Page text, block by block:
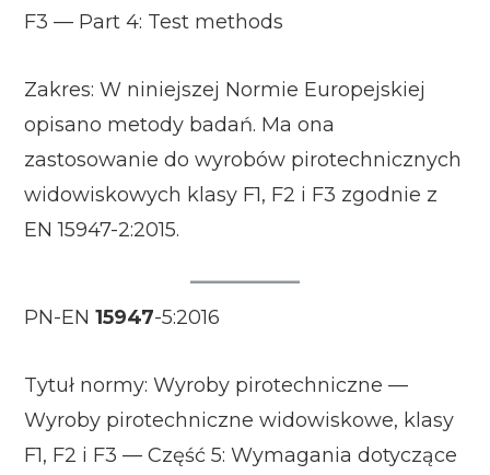
F3 — Part 4: Test methods
Zakres: W niniejszej Normie Europejskiej
opisano metody badań. Ma ona
zastosowanie do wyrobów pirotechnicznych
widowiskowych klasy F1, F2 i F3 zgodnie z
EN 15947-2:2015.
PN-EN15947-5:2016
Tytuł normy: Wyroby pirotechniczne —
Wyroby pirotechniczne widowiskowe, klasy
F1, F2 i F3 — Część 5: Wymagania dotyczące